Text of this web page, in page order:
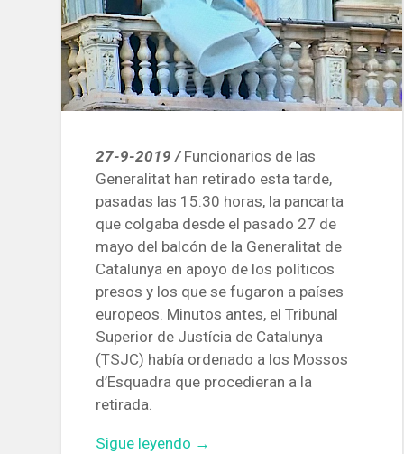
27-9-2019 / Funcionarios de las
Generalitat han retirado esta tarde,
pasadas las 15:30 horas, la pancarta
que colgaba desde el pasado 27 de
mayo del balcón de la Generalitat de
Catalunya en apoyo de los políticos
presos y los que se fugaron a países
europeos. Minutos antes, el Tribunal
Superior de Justícia de Catalunya
(TSJC) había ordenado a los Mossos
d’Esquadra que procedieran a la
retirada.
Sigue leyendo «Retirada
→